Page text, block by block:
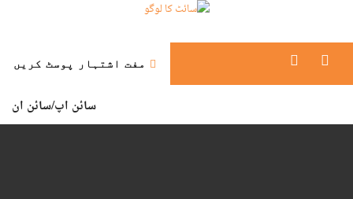
مفت اشتہار پوسٹ کریں
سائن اپ/سائن ان